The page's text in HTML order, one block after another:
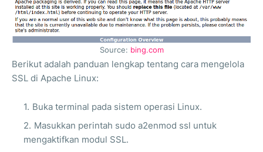
Source: bing.com
Berikut adalah panduan lengkap tentang cara mengelola
SSL di Apache Linux:
Buka terminal pada sistem operasi Linux.
Masukkan perintah sudo a2enmod ssl untuk
mengaktifkan modul SSL.